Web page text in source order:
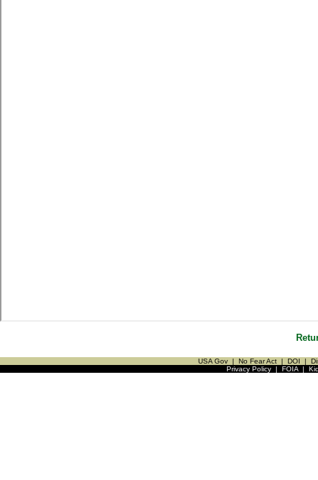
USA Gov | No Fear Act | DOI |
Privacy Policy| FOIA|